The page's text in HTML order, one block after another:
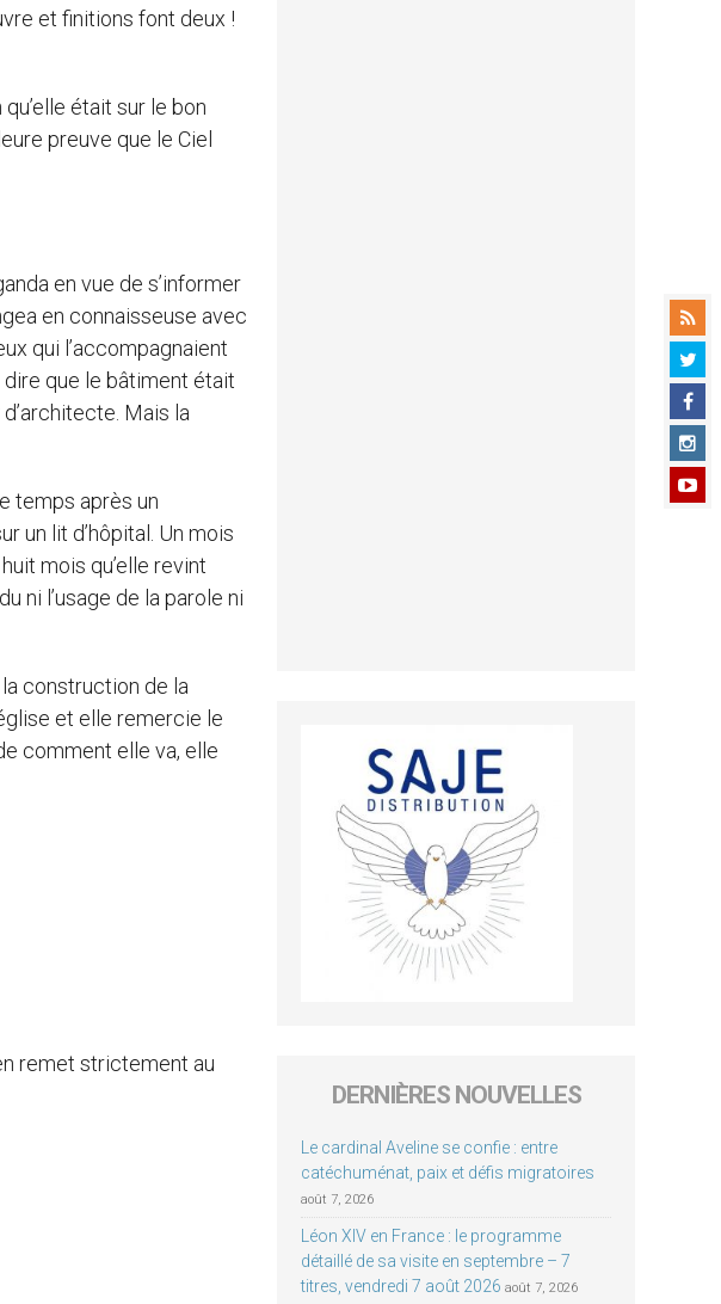
et finitions font deux !
était sur le bon
preuve que le Ciel
en vue de s’informer
en connaisseuse avec
qui l’accompagnaient
que le bâtiment était
Mais la
temps après un
un lit d’hôpital. Un mois
mois qu’elle revint
ni l’usage de la parole ni
construction de la
et elle remercie le
comment elle va, elle
remet strictement au
DERNIÈRES NOUVELLES
Le cardinal Aveline se confie : entre
catéchuménat, paix et défis migratoires
août 7, 2026
Léon XIV en France : le programme
détaillé de sa visite en septembre – 7
titres, vendredi 7 août 2026 août 7, 2026